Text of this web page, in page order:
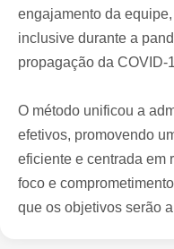
engajamento da
inclusive durante a
propagação da COVID-
O método unificou a
efetivos, promovendo
eficiente e centrada em
foco e
que os objetivos serão